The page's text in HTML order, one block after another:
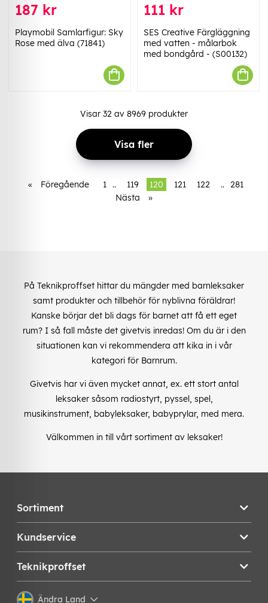
187 kr
Playmobil Samlarfigur: Sky
Rose med älva (71841)
111 kr
SES Creative Färgläggning
med vatten - målarbok
med bondgård - (S00132)
Visar 32 av 8969 produkter
Visa fler
« Föregående 1 .. 119 120 121 122 .. 281
Nästa
»
På Teknikproffset hittar du mängder med barnleksaker
samt produkter och tillbehör för nyblivna föräldrar!
Kanske börjar det bli dags för barnet att få ett eget
rum? I så fall måste det givetvis inredas! Om du är i den
situationen kan vi rekommendera att kika in i vår
kategori för Barnrum.
Givetvis har vi även mycket annat, ex. ett stort antal
leksaker såsom radiostyrt, pyssel, spel,
musikinstrument, babyleksaker, babyprylar, med mera.
Välkommen in till vårt sortiment av leksaker!
Sortiment
Kundservice
Teknikproffset
Ändra Land